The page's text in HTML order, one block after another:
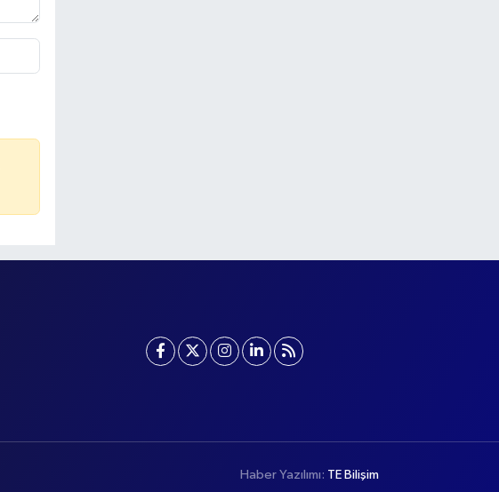
Haber Yazılımı: TE Bilişim